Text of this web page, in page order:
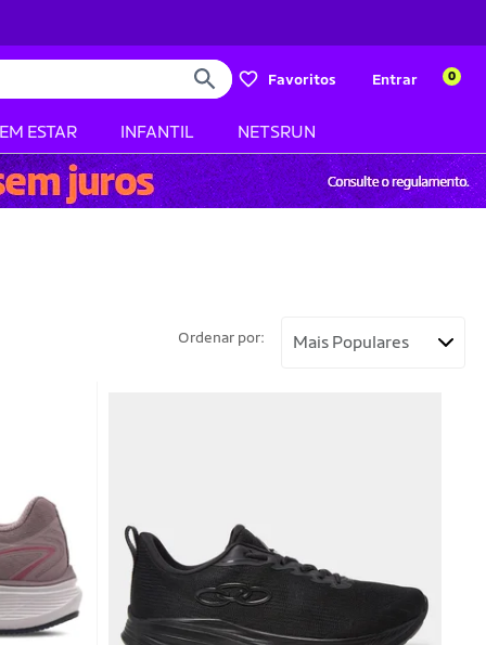
Favoritos Entrar 0
ESTAR INFANTIL NETSRUN
Ordenar por: